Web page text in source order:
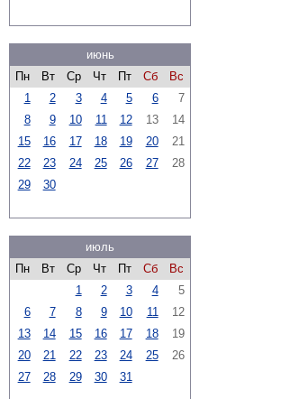
июнь
Пн
Вт Ср Чт Пт Сб
Вс
1
2 3 4 5 6
7
8
9 10 11 12 13
14
15
16 17 18 19 20
21
22
23 24 25 26 27
28
29
30
июль
Пн
Вт Ср Чт Пт Сб
Вс
1
2 3 4
5
6
7 8 9 10 11
12
13
14 15 16 17 18
19
20
21 22 23 24 25
26
27
28 29 30 31